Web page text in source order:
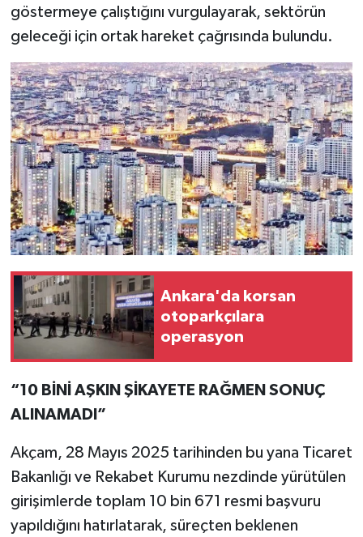
göstermeye çalıştığını vurgulayarak, sektörün
geleceği için ortak hareket çağrısında bulundu.
Ankara'da korsan
otoparkçılara
operasyon
“10 BİNİ AŞKIN ŞİKAYETE RAĞMEN SONUÇ
ALINAMADI”
Akçam, 28 Mayıs 2025 tarihinden bu yana Ticaret
Bakanlığı ve Rekabet Kurumu nezdinde yürütülen
girişimlerde toplam 10 bin 671 resmi başvuru
yapıldığını hatırlatarak, süreçten beklenen